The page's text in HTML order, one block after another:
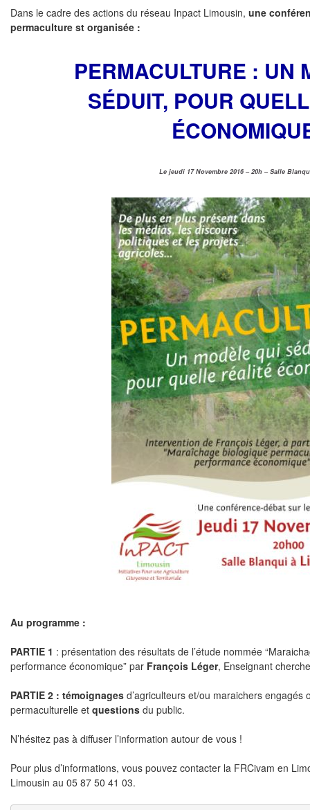
Dans le cadre des actions du réseau Inpact Limousin, une
permaculture st organisée :
PERMACULTURE : UN
SÉDUIT, POUR
Le jeudi 17 Novembre 2016 – 20h – Salle
Au programme :
PARTIE 1 : présentation des résultats de l’étude nommée
performance économique” par François Léger, Enseignant
PARTIE 2 : témoignages d’agriculteurs et/ou maraichers engagés
permaculturelle et questions du public.
N’hésitez pas à diffuser l’information autour de vous !
Pour plus d’informations, vous pouvez contacter la FRCivam en
Limousin au 05 87 50 41 03.